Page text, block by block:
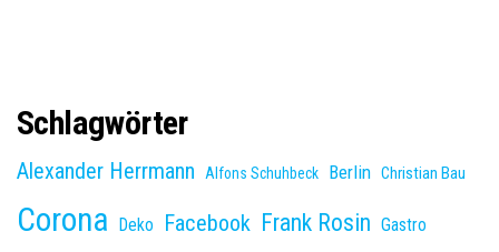
Schlagwörter
Alexander Herrmann Alfons Schuhbeck Berlin Christian Bau
Corona Deko Facebook Frank Rosin Gastro